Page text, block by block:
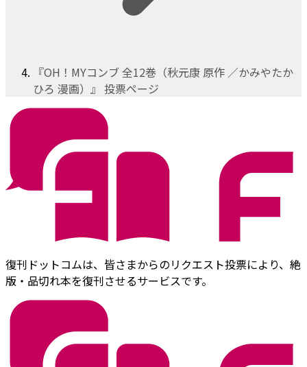
『OH！MYコンブ 全12巻（秋元康 原作 ／かみやたか
ひろ 漫画）』 投票ページ
復刊ドットコムは、皆さまからのリクエスト投票により、絶
版・品切れ本を復刊させるサービスです。